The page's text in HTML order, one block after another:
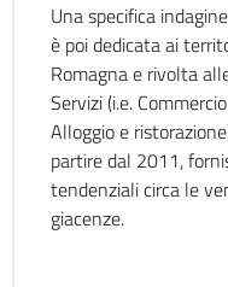
Una specifica
è poi dedicata ai
Romagna e rivolta
Servizi (i.e.
Alloggio e
partire dal 2011,
tendenziali circa le
giacenze.